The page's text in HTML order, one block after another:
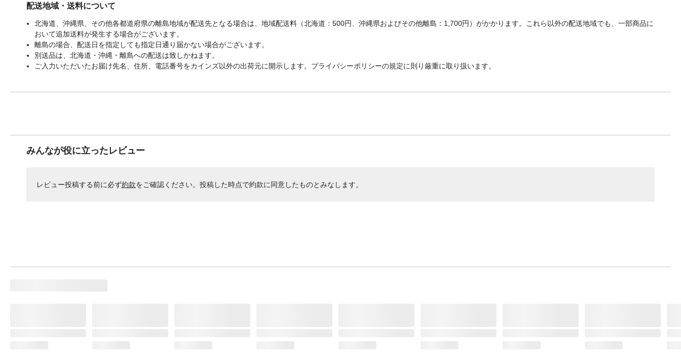
配送地域・送料について
北海道、沖縄県、その他各都道府県の離島地域が配送先となる場合は、地域配送料（北海道：500円、沖縄県およびその他離島：1,700円）がかかります。これら以外の配送地域でも、一部商品に
おいて追加送料が発生する場合がございます。
離島の場合、配送日を指定しても指定日通り届かない場合がございます。
別送品は、北海道・沖縄・離島への配送は致しかねます。
ご入力いただいたお届け先名、住所、電話番号をカインズ以外の出荷元に開示します。プライバシーポリシーの規定に則り厳重に取り扱います。
みんなが役に立ったレビュー
レビュー投稿する前に必ず約款をご確認ください。投稿した時点で約款に同意したものとみなします。